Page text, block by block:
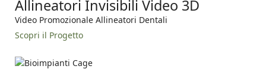
Allineatori Invisibili Video 3D
Video Promozionale Allineatori Dentali
Scopri il Progetto